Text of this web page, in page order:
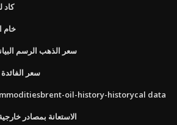
كاد
خام
سعر الذهب الرسم البياني
سعر
oil-history-historycal data
الاستعانة بمصادر